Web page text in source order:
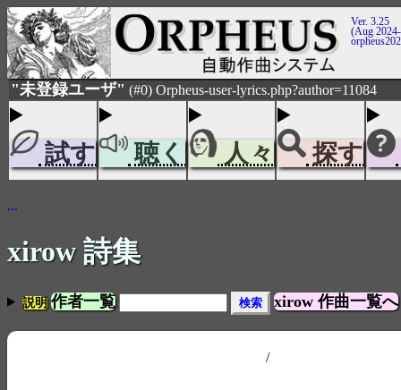
Ver. 3.25
(Aug
"未登録ユーザ" (#0) Orpheus-user-lyrics.php?author=11084
試す 聴く 人々 探す
...
xirow 詩集
説明 作者一覧 xirow 作曲一覧へ
/